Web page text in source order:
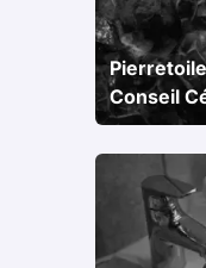
Conseil